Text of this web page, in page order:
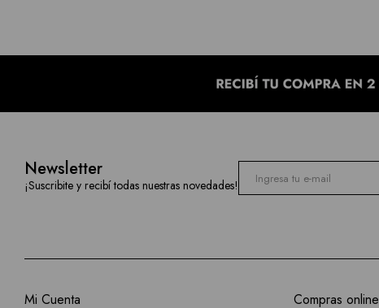
Newsletter
¡Suscribite y recibí todas nuestras novedades!
Mi Cuenta Compras online